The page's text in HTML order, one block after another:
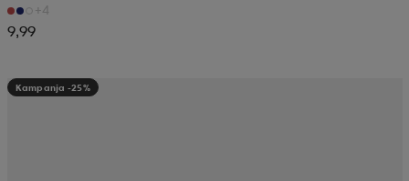
+4
9,99
Kampanja -25%